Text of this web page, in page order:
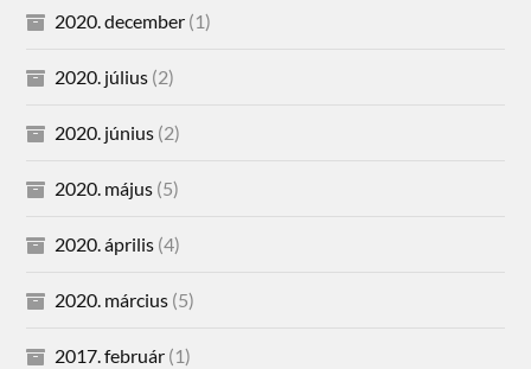
2020. december (1)
2020. július (2)
2020. június (2)
2020. május (5)
2020. április (4)
2020. március (5)
2017. február (1)